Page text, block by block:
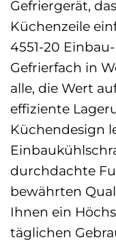
Gefriergerät,
Küchenzeile
4551-20 Einbau-
Gefrierfach in
alle, die Wert
effiziente
Küchendesign
durchdachte
bewährten
Ihnen ein
täglichen